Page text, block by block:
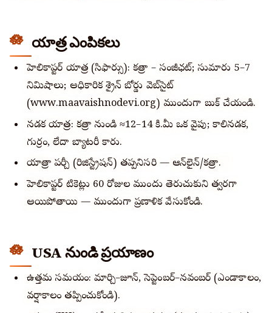
యాత్ర ఎంపికలు
హెలికాప్టర్ యాత్ర (సిఫార్సు): కత్రా – సంజీఛట్; సుమారు 5–7
నిమిషాలు; అధికారిక శ్రైన్ బోర్డు వెబ్‌సైట్
(www.maavaishnodevi.org)లో ముందుగా బుక్ చేయండి.
నడక యాత్ర: కత్రా నుండి ≈12–14 కి.మీ ఒక వైపు; కాలినడక,
గుర్రం, లేదా బ్యాటరీ కారు.
యాత్రా పర్చీ (రిజిస్ట్రేషన్) తప్పనిసరి — ఆన్‌లైన్/కత్రాలో.
హెలికాప్టర్ టికెట్లు 60 రోజుల ముందు తెరుచుకుని త్వరగా
అయిపోతాయి — ముందుగా ప్రణాళిక వేసుకోండి.
USA నుండి ప్రయాణం
ఉత్తమ సమయం: మార్చి–జూన్, సెప్టెంబర్–నవంబర్ (ఎండాకాలం,
వర్షాకాలం తప్పించుకోండి).